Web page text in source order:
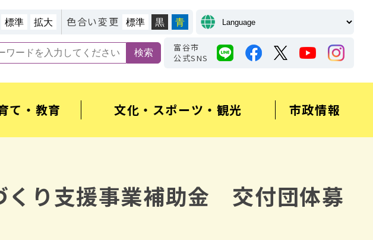
標準 拡大 色合い変更 標準 黒 青
富谷市
公式SNS
て・教育 文化・スポーツ・観光 市政情報
り支援事業補助金 交付団体募